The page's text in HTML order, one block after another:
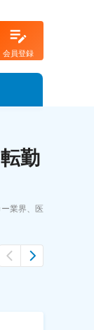
会員登録
勤
業界、医